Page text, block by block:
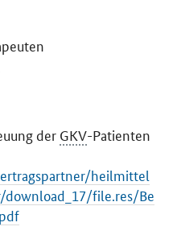
der GKV-Patienten
heilmittel
file.res/Be